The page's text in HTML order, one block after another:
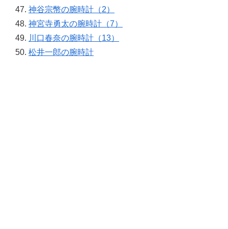
神谷宗幣の腕時計（2）
神宮寺勇太の腕時計（7）
川口春奈の腕時計（13）
松井一郎の腕時計